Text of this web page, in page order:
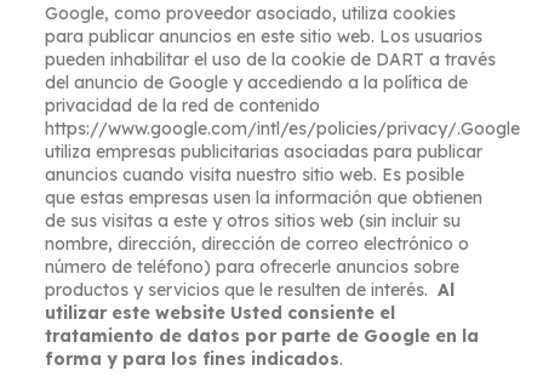
Google, como proveedor asociado, utiliza cookies
para publicar anuncios en este sitio web. Los usuarios
pueden inhabilitar el uso de la cookie de DART a través
del anuncio de Google y accediendo a la política de
privacidad de la red de contenido
https://www.google.com/intl/es/policies/privacy/.Google
utiliza empresas publicitarias asociadas para publicar
anuncios cuando visita nuestro sitio web. Es posible
que estas empresas usen la información que obtienen
de sus visitas a este y otros sitios web (sin incluir su
nombre, dirección, dirección de correo electrónico o
número de teléfono) para ofrecerle anuncios sobre
productos y servicios que le resulten de interés.Al
utilizar este website Usted consiente el
tratamiento de datos por parte de Google en la
forma y para los fines indicados.